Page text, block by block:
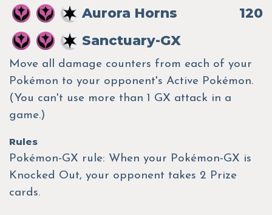
Aurora Horns
120
Sanctuary-GX
Move all damage counters from each of your
Pokémon to your opponent's Active Pokémon.
(You can't use more than 1 GX attack in a
game.)
Rules
Pokémon-GX rule: When your Pokémon-GX is
Knocked Out, your opponent takes 2 Prize
cards.